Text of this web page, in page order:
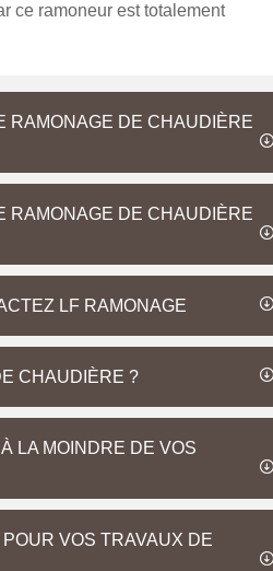
ce ramoneur est totalement
RAMONAGE DE CHAUDIÈRE
RAMONAGE DE CHAUDIÈRE
LF RAMONAGE
CHAUDIÈRE ?
LA MOINDRE DE VOS
VOS TRAVAUX DE